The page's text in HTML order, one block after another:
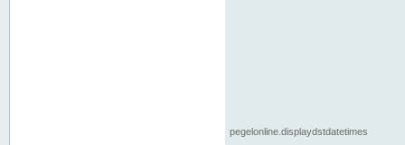
pegelonline.displaydstdatetimes